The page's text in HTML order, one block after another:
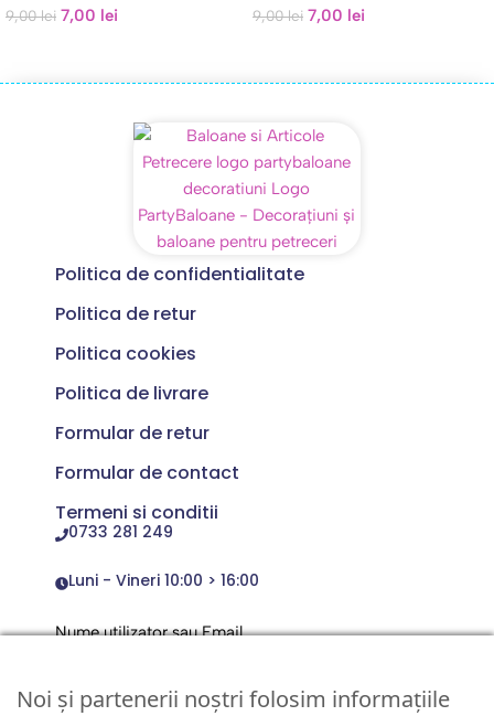
9,00lei 7,00 lei 9,00lei 7,00 lei
Politica de confidentialitate
Politica de retur
Politica cookies
Politica de livrare
Formular de retur
Formular de contact
Termeni si conditii
0733 281 249
Luni - Vineri 10:00 > 16:00
Nume utilizator sau Email
Noi și partenerii noștri folosim informațiile